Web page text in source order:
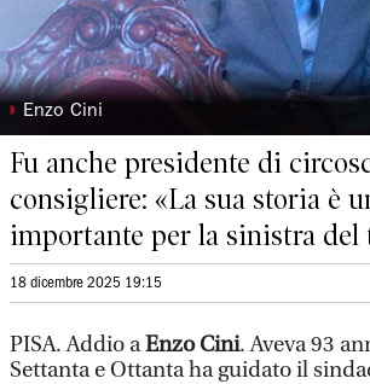
◗ Enzo Cini
Fu anche presidente di
consigliere: «La sua storia è
importante per la sinistra
18 dicembre 2025 19:15
PISA. Addio aEnzo Cini. Aveva 93
Settanta e Ottanta ha guidato il